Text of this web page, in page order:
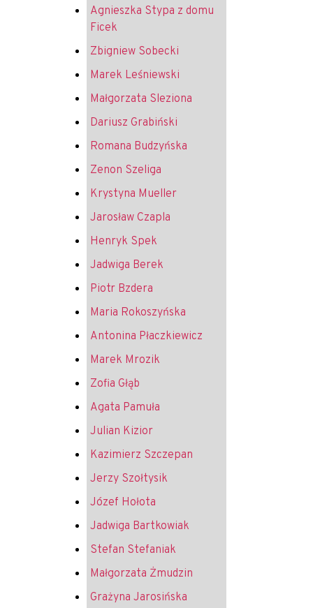
Agnieszka Stypa z domu
Ficek
Zbigniew Sobecki
Marek Leśniewski
Małgorzata Sleziona
Dariusz Grabiński
Romana Budzyńska
Zenon Szeliga
Krystyna Mueller
Jarosław Czapla
Henryk Spek
Jadwiga Berek
Piotr Bzdera
Maria Rokoszyńska
Antonina Płaczkiewicz
Marek Mrozik
Zofia Głąb
Agata Pamuła
Julian Kizior
Kazimierz Szczepan
Jerzy Szołtysik
Józef Hołota
Jadwiga Bartkowiak
Stefan Stefaniak
Małgorzata Żmudzin
Grażyna Jarosińska